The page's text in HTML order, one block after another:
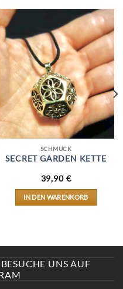
SCHMUCK
SECRET GARDEN KETTE
39,90 €
IN DEN WARENKORB
UNS AUF